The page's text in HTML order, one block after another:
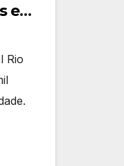
em
Rio